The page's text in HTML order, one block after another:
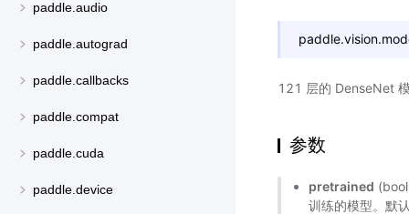
paddle.audio
paddle.autograd
paddle.callbacks
paddle.compat
paddle.cuda
paddle.device
121 层的 DenseNet
参数
pretrained
训练的模型。默